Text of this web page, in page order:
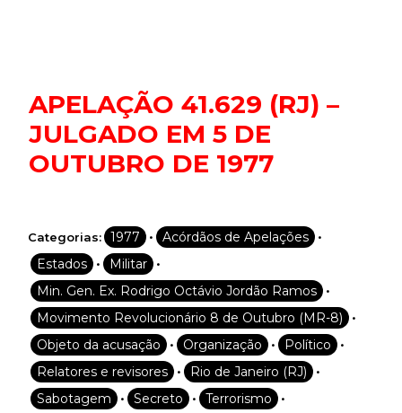
APELAÇÃO 41.629 (RJ) –
JULGADO EM 5 DE
OUTUBRO DE 1977
Categorias: 1977 • Acórdãos de Apelações •
Estados • Militar •
Min. Gen. Ex. Rodrigo Octávio Jordão Ramos •
Movimento Revolucionário 8 de Outubro (MR-8) •
Objeto da acusação • Organização • Político •
Relatores e revisores • Rio de Janeiro (RJ) •
Sabotagem • Secreto • Terrorismo •